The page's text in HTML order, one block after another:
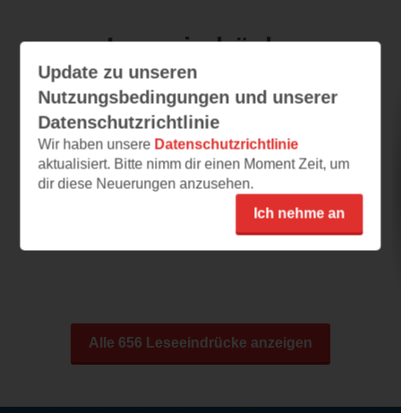
Leseeindrücke
Totensee
03.08.2026 – 09:54
Nicht meins
Sprache, unsympathische Protagonistin.
Alle 656 Leseeindrücke anzeigen
Update zu unseren
Nutzungsbedingungen und unserer
Datenschutzrichtlinie
Wir haben unsere Datenschutzrichtlinie
aktualisiert. Bitte nimm dir einen Moment Zeit, um
dir diese Neuerungen anzusehen.
Ich nehme an